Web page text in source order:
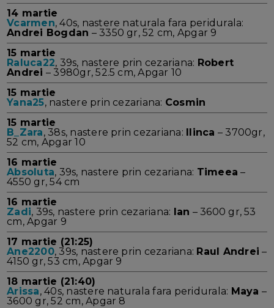
14 martie
Vcarmen, 40s, nastere naturala fara peridurala:
Andrei Bogdan – 3350 gr, 52 cm, Apgar 9
15 martie
Raluca22, 39s, nastere prin cezariana: Robert
Andrei – 3980gr, 52.5 cm, Apgar 10
15 martie
Yana25, nastere prin cezariana: Cosmin
15 martie
B_Zara, 38s, nastere prin cezariana: Ilinca – 3700gr,
52 cm, Apgar 10
16 martie
Absoluta, 39s, nastere prin cezariana: Timeea –
4550 gr, 54 cm
16 martie
Zadi, 39s, nastere prin cezariana: Ian – 3600 gr, 53
cm, Apgar 9
17 martie (21:25)
Ane2200, 39s, nastere prin cezariana: Raul Andrei –
4150 gr, 53 cm, Apgar 9
18 martie (21:40)
Arissa, 40s, nastere naturala fara peridurala: Maya –
3600 gr, 52 cm, Apgar 8